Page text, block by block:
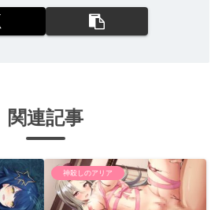
関連記事
神殺しのアリア